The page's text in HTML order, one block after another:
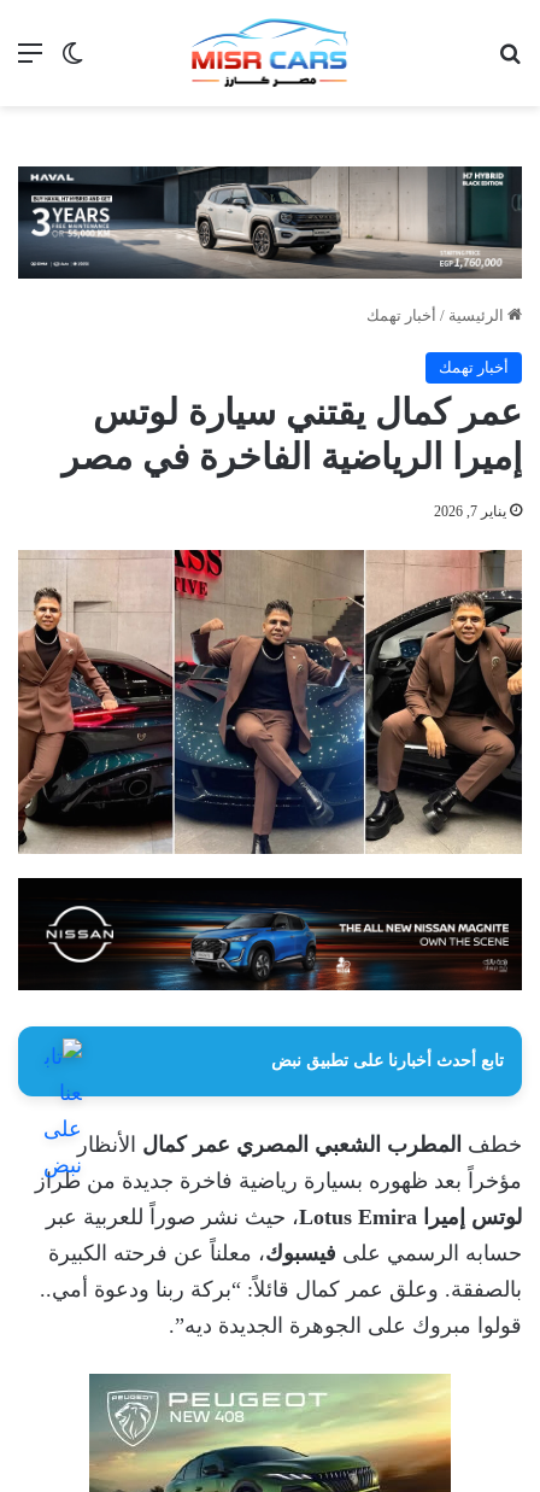
الوضع
الرئيسية / أخبار تهمك
أخبار تهمك
عمر كمال يقتني سيارة لوتس
إميرا الرياضية الفاخرة في مصر
يناير 7, 2026
تابع أحدث أخبارنا على تطبيق نبض
خطف المطرب الشعبي المصري عمر كمال الأنظار
مؤخراً بعد ظهوره بسيارة رياضية فاخرة جديدة من طراز
لوتس إميرا Lotus Emira
، حيث نشر صوراً للعربية عبر
حسابه الرسمي على فيسبوك، معلناً عن فرحته الكبيرة
بالصفقة. وعلق عمر كمال قائلاً: “بركة ربنا ودعوة أمي..
قولوا مبروك على الجوهرة الجديدة ديه”.